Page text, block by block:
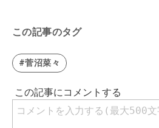
この記事のタグ
#菅沼菜々